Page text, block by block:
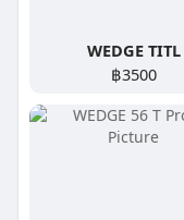
WEDGE TITL
฿3500